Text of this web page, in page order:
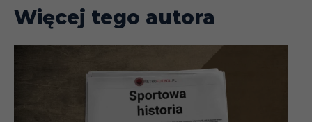
Więcej tego autora